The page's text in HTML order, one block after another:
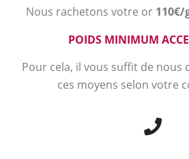
Nous rachetons votre or 110€/
POIDS MINIMUM
Pour cela, il vous suffit de nous
ces moyens selon votre